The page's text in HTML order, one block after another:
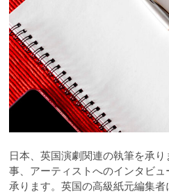
日本、英国演劇関連の執筆を承
事、アーティストへのインタビ
承ります。英国の高級紙元編集者